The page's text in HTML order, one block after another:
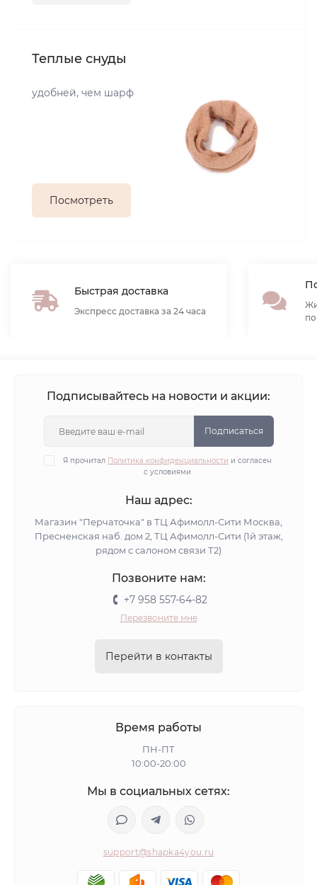
Теплые снуды
удобней, чем шарф
Посмотреть
Быстрая доставка
Экспресс доставка за 24 часа
Подписывайтесь на новости и акции:
Подписаться
Я прочитал Политика конфиденциальности и согласен
с условиями
Наш адрес:
Магазин "Перчаточка" в ТЦ Афимолл-Сити Москва,
Пресненская наб. дом 2, ТЦ Афимолл-Сити (1й этаж,
рядом с салоном связи Т2)
Позвоните нам:
+7 958 557-64-82
Перезвоните мне
Перейти в контакты
Время работы
ПН-ПТ
10:00-20:00
Мы в социальных сетях:
support@shapka4you.ru